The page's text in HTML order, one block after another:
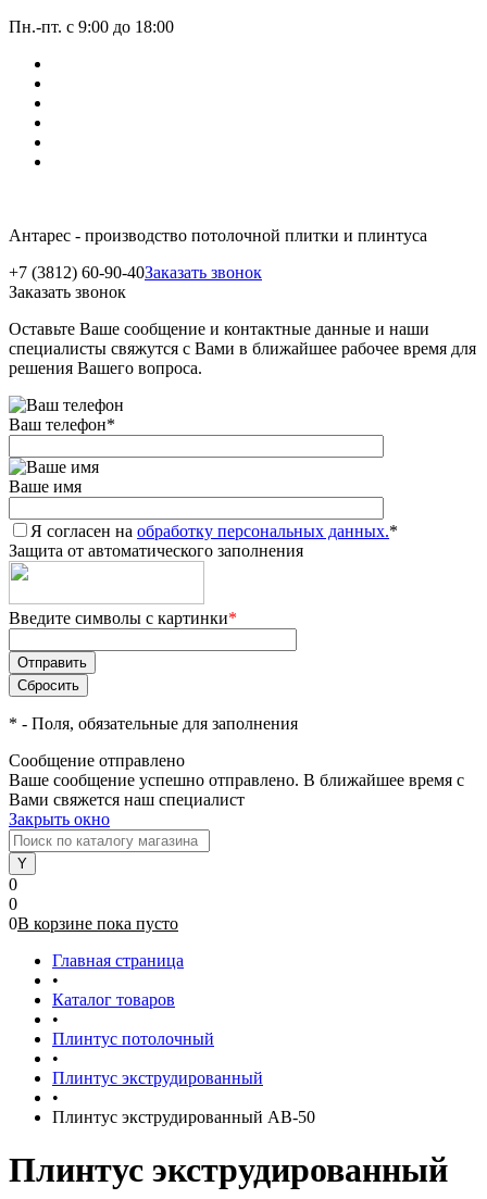
Пн.-пт. с 9:00 до 18:00
Антарес - производство потолочной плитки и плинтуса
+7 (3812) 60-90-40Заказать звонок
Заказать звонок
Оставьте Ваше сообщение и контактные данные и наши
специалисты свяжутся с Вами в ближайшее рабочее время для
решения Вашего вопроса.
Ваш телефон*
Ваше имя
Я согласен на обработку персональных данных.*
Защита от автоматического заполнения
Введите символы с картинки*
* - Поля, обязательные для заполнения
Сообщение отправлено
Ваше сообщение успешно отправлено. В ближайшее время с
Вами свяжется наш специалист
Закрыть окно
0
0
0В корзине пока пусто
Главная страница
•
Каталог товаров
•
Плинтус потолочный
•
Плинтус экструдированный
•
Плинтус экструдированный AB-50
Плинтус экструдированный